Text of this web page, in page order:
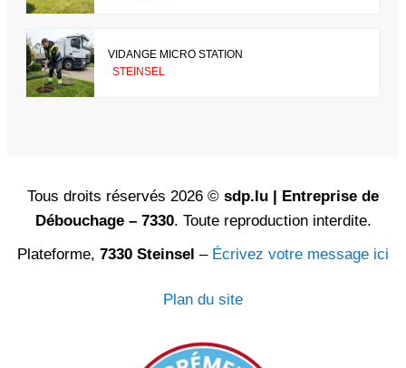
VIDANGE MICRO STATION
STEINSEL
Tous droits réservés 2026 © sdp.lu | Entreprise de
Débouchage – 7330. Toute reproduction interdite.
Plateforme, 7330 Steinsel – Écrivez votre message ici
Plan du site